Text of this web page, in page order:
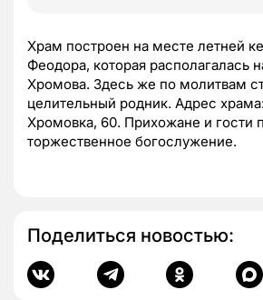
Храм построен на месте летней
Феодора, которая располагалась
Хромова. Здесь же по молитвам
целительный родник. Адрес
Хромовка, 60. Прихожане и гости
торжественное богослужение.
Поделиться новостью: